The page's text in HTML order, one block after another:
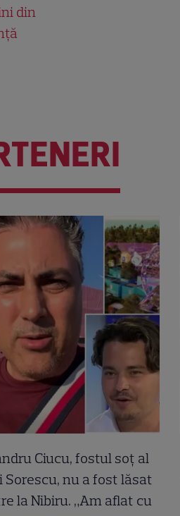
din
Ciucu, fostul soț al
Sorescu, nu a fost lăsat
la Nibiru. „Am aflat cu